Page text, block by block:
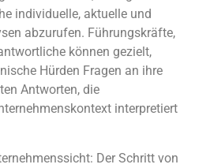
individuelle, aktuelle und
abzurufen. Führungskräfte,
können gezielt,
Hürden Fragen an ihre
Antworten, die
interpretiert
Der Schritt von